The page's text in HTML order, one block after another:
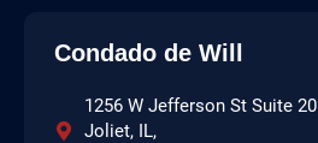
Condado de Will
1256 W Jefferson St Suite
Joliet, IL,